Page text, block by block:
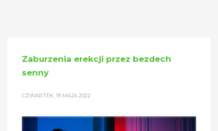
Zaburzenia erekcji przez bezdech
senny
CZWARTEK, 19 MAJA 2022